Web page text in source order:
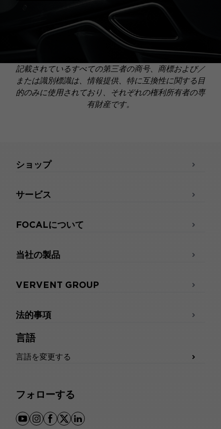
記載されているすべての第三者の商号、商標および／
または識別標識は、情報提供、特に互換性に関する目
的のみに使用されており、それぞれの権利所有者の専
有財産です。
言語
言語を変更する
フォローする
youtube
instagram
facebook
x linkedin
ショップ
サービス
FOCALについて
当社の製品
VERVENT GROUP
法的事項